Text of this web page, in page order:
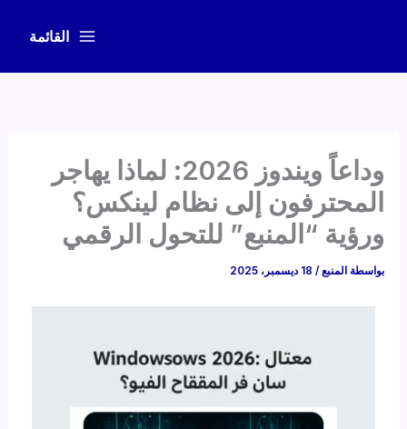
القائمة
وداعاً ويندوز 2026: لماذا يهاجر
المحترفون إلى نظام لينكس؟
ورؤية “المنبع” للتحول الرقمي
بواسطة المنبع/ 18 ديسمبر، 2025